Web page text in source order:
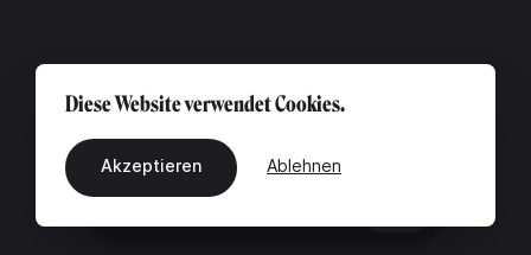
Diese Website verwendet Cookies.
Akzeptieren Ablehnen